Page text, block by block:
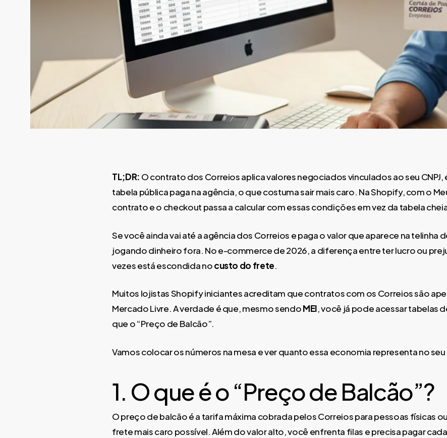
TL;DR: O contrato dos Correios aplica valores negociados vinculados ao seu CNPJ,
tabela pública paga na agência, o que costuma sair mais caro. Na Shopify, com o
contrato e o checkout passa a calcular com essas condições em vez da tabela
Se você ainda vai até a agência dos Correios e paga o valor que aparece na telinha
jogando dinheiro fora. No e-commerce de 2026, a diferença entre ter lucro ou
vezes está escondida nocusto do frete.
Muitos lojistas Shopify iniciantes acreditam que contratos com os Correios são
Mercado Livre. A verdade é que, mesmo sendoMEI, você já pode acessar tabelas
que o “Preço de Balcão”.
Vamos colocar os números na mesa e ver quanto essa economia representa no seu
1. O que é o “Preço de Balcão”?
O preço de balcão é a tarifa máxima cobrada pelos Correios para pessoas físicas
frete mais caro possível. Além do valor alto, você enfrenta filas e precisa pagar